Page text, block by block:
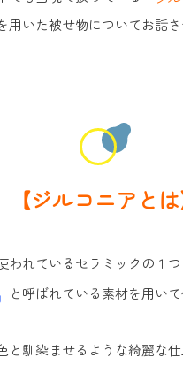
用いた被せ物についてお話
【ジルコニアとは
われているセラミックの１つ
と呼ばれている素材を用い
と馴染ませるような綺麗な